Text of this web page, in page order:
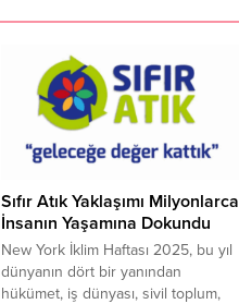
Sıfır Atık Yaklaşımı Milyonlarca
İnsanın Yaşamına Dokundu
New York İklim Haftası 2025, bu yıl
dünyanın dört bir yanından
hükümet, iş dünyası, sivil toplum,